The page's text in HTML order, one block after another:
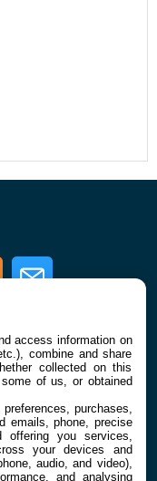
RSS Newsletter
access information on
combine and share
collected on this
of us, or obtained
purchases,
emails, phone, precise
offering you services,
your devices and
audio, and video),
and analysing